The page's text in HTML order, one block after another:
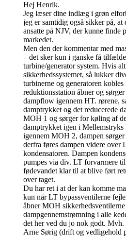
Hej Henrik.
Jeg læser dine indlæg i grøn
jeg er samtidig også sikker på,
ansatte på NJV, der kunne finde
markedet.
Men den der kommentar med
– det sker kun i ganske få
turbine/generator system. Hvis
sikkerhedssystemet, så lukker
turbinerne og generatoren
reduktionsstation åbner og
dampflow igennem HT. rørene,
damptrykket og det reducerede
MOH 1 og sørger for køling af
damptrykket igen i Mellemstryks
igennem MOH 2, dampen
derfra føres dampen videre over
kondensatoren. Dampen
pumpes via div. LT forvarmere
fødevandet klar til at blive ført
over taget.
Du har ret i at der kan komme
kun når LT bypassventilerne
åbner MOH
dampgennemstrømning i alle
det her ved du jo nok godt. Mvh.
Arne Sørig (drift og vedligehold